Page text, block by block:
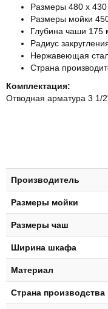
Размеры 480 х
Размеры мойки
Глубина чаши 175
Радиус
Нержавеющая
Страна
Комплектация:
Отводная арматура 3 1/
Производитель
Размеры мойки
Размеры чаш
Ширина шкафа
Материал
Страна производства